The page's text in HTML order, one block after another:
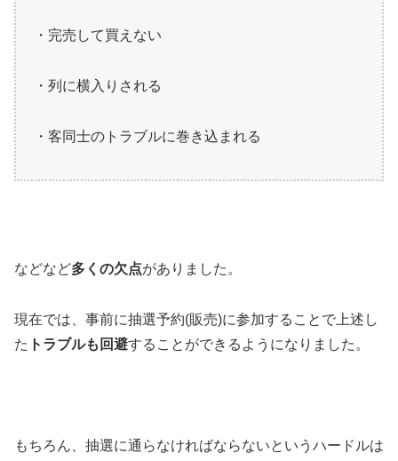
・完売して買えない
・列に横入りされる
・客同士のトラブルに巻き込まれる
などなど多くの欠点がありました。
現在では、事前に抽選予約(販売)に参加することで上述し
た トラブルも回避することができるようになりました。
もちろん、抽選に通らなければならないというハードルは